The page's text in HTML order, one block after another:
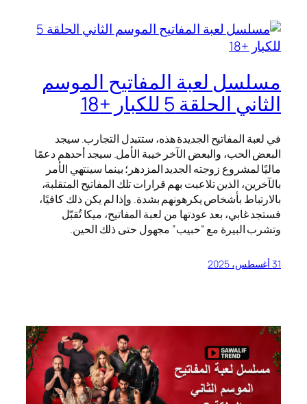
مسلسل لعبة المفاتيح الموسم
الثاني الحلقة 5 للكبار +18
في لعبة المفاتيح الجديدة هذه، ستتبدل التجارب. سيجد
البعض الحب، والبعض الآخر خيبة الأمل. سيجد أحدهم دعمًا
ماليًا لمشروع زوجته الجديد المزدهر؛ بينما سينتهي الأمر
بالآخرين، الذين تلاعبت بهم قرارات تلك المفاتيح المتقلبة،
بالارتباط بأشخاص يكرهونهم بشدة. وإذا لم يكن ذلك كافيًا،
فستجد غابي، بعد عودتها من لعبة المفاتيح، ميكا تُقبّل
وتشرب البيرة مع “حبيب” مجهول حتى ذلك الحين.
31 أغسطس، 2025